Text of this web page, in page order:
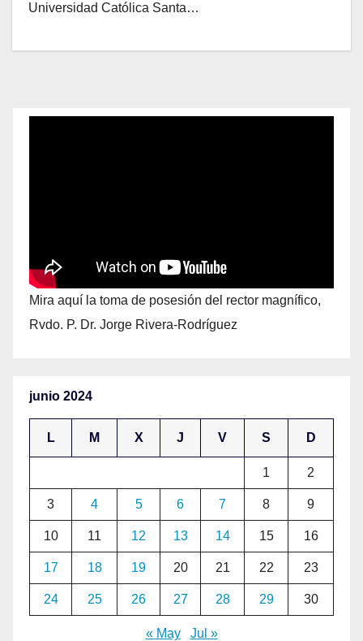
Universidad Católica Santa…
Mira aquí la toma de posesión del rector magnífico,
Rvdo. P. Dr. Jorge Rivera-Rodríguez
junio 2024
L M X J V S D
1 2
3 4 5 6 7 8 9
10 11 12 13 14 15 16
17 18 19 20 21 22 23
24 25 26 27 28 29 30
« May Jul »